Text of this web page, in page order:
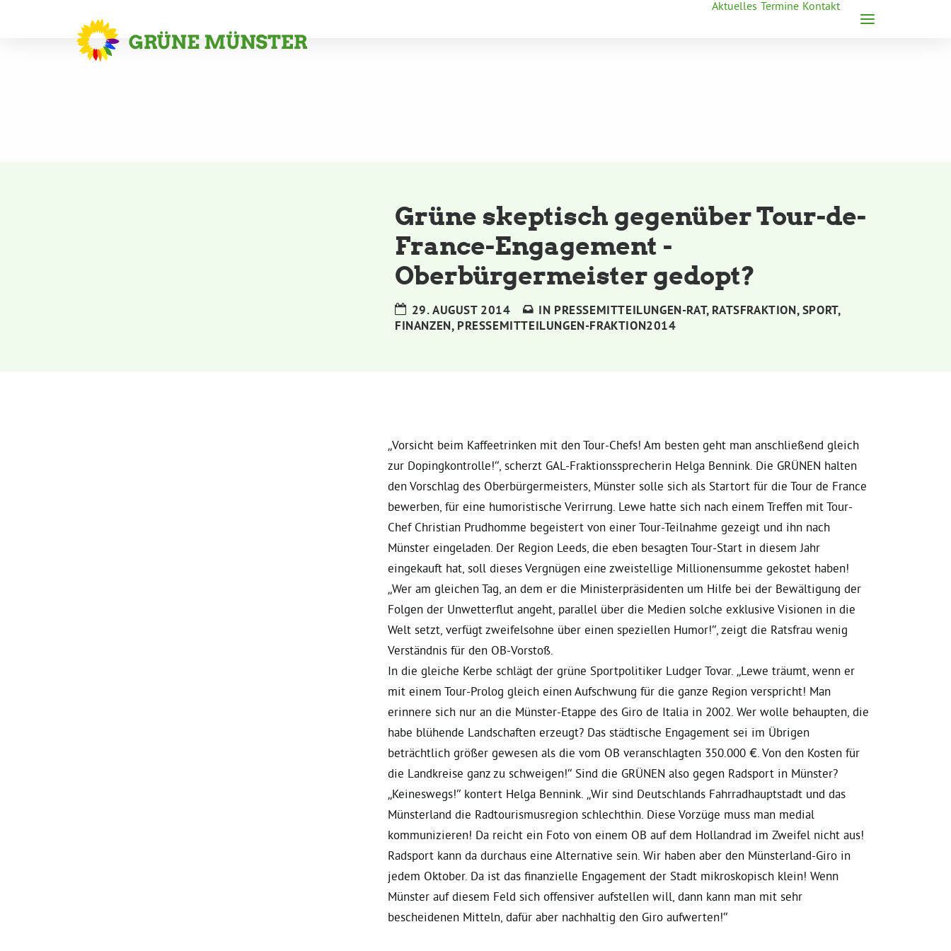
Aktuelles Termine Kontakt
Grüne skeptisch gegenüber Tour-de-
France-Engagement -
Oberbürgermeister gedopt?
29. AUGUST 2014 IN PRESSEMITTEILUNGEN-RAT, RATSFRAKTION,SPORT,
FINANZEN, PRESSEMITTEILUNGEN-FRAKTION2014
„Vorsicht beim Kaffeetrinken mit den Tour-Chefs! Am besten geht man anschließend gleich
zur Dopingkontrolle!“, scherzt GAL-Fraktionssprecherin Helga Bennink. Die GRÜNEN halten
den Vorschlag des Oberbürgermeisters, Münster solle sich als Startort für die Tour de France
bewerben, für eine humoristische Verirrung. Lewe hatte sich nach einem Treffen mit Tour-
Chef Christian Prudhomme begeistert von einer Tour-Teilnahme gezeigt und ihn nach
Münster eingeladen. Der Region Leeds, die eben besagten Tour-Start in diesem Jahr
eingekauft hat, soll dieses Vergnügen eine zweistellige Millionensumme gekostet haben!
„Wer am gleichen Tag, an dem er die Ministerpräsidenten um Hilfe bei der Bewältigung der
Folgen der Unwetterflut angeht, parallel über die Medien solche exklusive Visionen in die
Welt setzt, verfügt zweifelsohne über einen speziellen Humor!“, zeigt die Ratsfrau wenig
Verständnis für den OB-Vorstoß.
In die gleiche Kerbe schlägt der grüne Sportpolitiker Ludger Tovar. „Lewe träumt, wenn er
mit einem Tour-Prolog gleich einen Aufschwung für die ganze Region verspricht! Man
erinnere sich nur an die Münster-Etappe des Giro de Italia in 2002. Wer wolle behaupten, die
habe blühende Landschaften erzeugt? Das städtische Engagement sei im Übrigen
beträchtlich größer gewesen als die vom OB veranschlagten 350.000 €. Von den Kosten für
die Landkreise ganz zu schweigen!“ Sind die GRÜNEN also gegen Radsport in Münster?
„Keineswegs!“ kontert Helga Bennink. „Wir sind Deutschlands Fahrradhauptstadt und das
Münsterland die Radtourismusregion schlechthin. Diese Vorzüge muss man medial
kommunizieren! Da reicht ein Foto von einem OB auf dem Hollandrad im Zweifel nicht aus!
Radsport kann da durchaus eine Alternative sein. Wir haben aber den Münsterland-Giro in
jedem Oktober. Da ist das finanzielle Engagement der Stadt mikroskopisch klein! Wenn
Münster auf diesem Feld sich offensiver aufstellen will, dann kann man mit sehr
bescheidenen Mitteln, dafür aber nachhaltig den Giro aufwerten!“